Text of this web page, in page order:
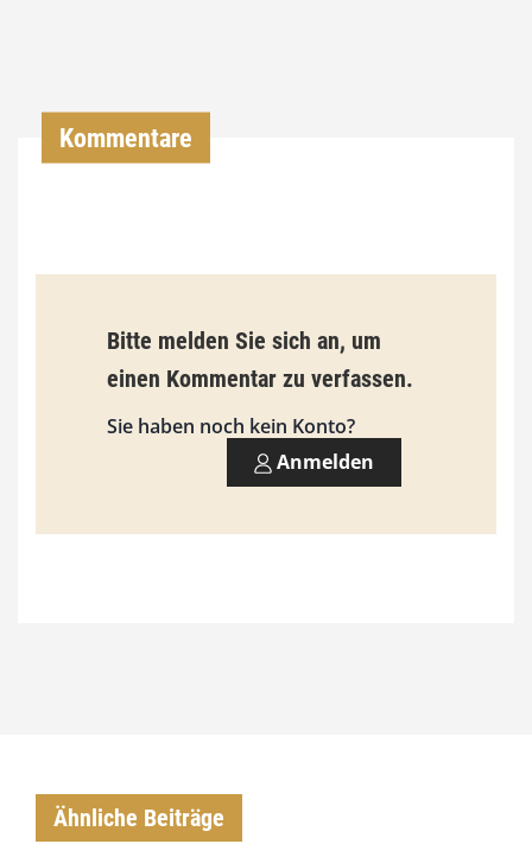
9
3
0
0
Kommentare
Bitte melden Sie sich an, um
einen Kommentar zu verfassen.
Sie haben noch kein Konto?
Anmelden
Ähnliche Beiträge